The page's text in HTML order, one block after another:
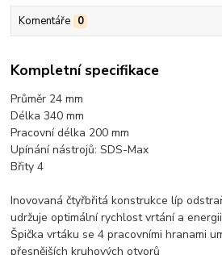
Komentáře 0
Kompletní specifikace
Průměr 24 mm
Délka 340 mm
Pracovní délka 200 mm
Upínání nástrojů: SDS-Max
Břity 4
Inovovaná čtyřbřitá konstrukce líp
udržuje optimální rychlost vrtání a
Špička vrtáku se 4 pracovními hranami
přesnějších kruhových otvorů